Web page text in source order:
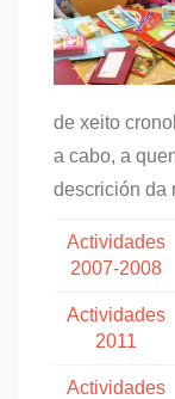
de xeito
a cabo, a
descrición da
Actividades
2007-2008
Actividades
2011
Actividades